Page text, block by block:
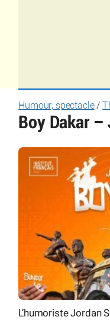
Humour, spectacle/
Boy Dakar
L’humoriste Jordan